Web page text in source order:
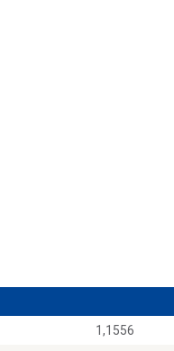
1,1556